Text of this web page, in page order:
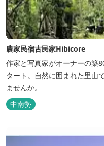
農家民宿古民家Hibicore
作家と写真家がオーナーの築
タート。自然に囲まれた里山
ませんか。
中南勢